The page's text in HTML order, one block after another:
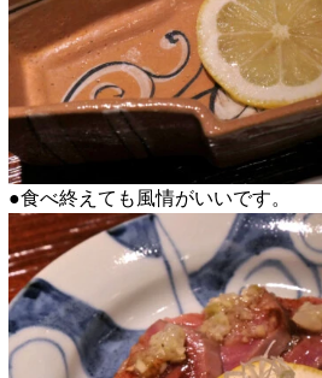
●食べ終えても風情がいいです。